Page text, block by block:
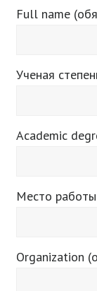
Full name
Ученая
Academic
Место
Organization